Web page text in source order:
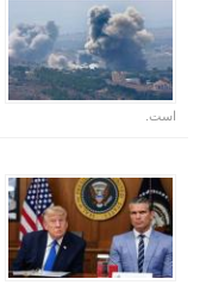
است.